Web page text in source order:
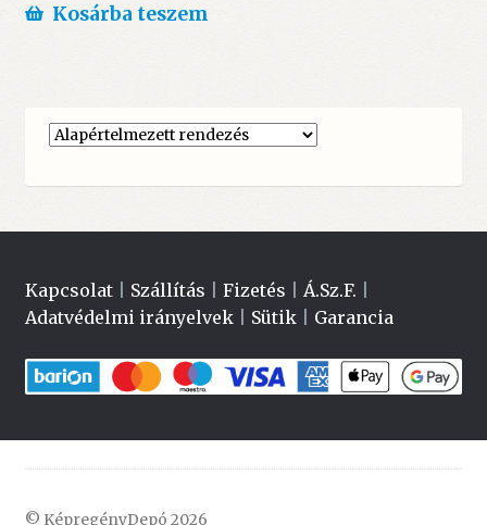
Kosárba teszem
Kapcsolat| Szállítás Fizetés Á.Sz.F.
Adatvédelmi irányelvek| Sütik| Garancia
© KépregényDepó 2026